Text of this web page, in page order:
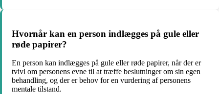
Hvornår kan en person indlægges på gule eller
røde papirer?
En person kan indlægges på gule eller røde papirer, når der er
tvivl om personens evne til at træffe beslutninger om sin egen
behandling, og der er behov for en vurdering af personens
mentale tilstand.